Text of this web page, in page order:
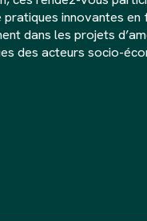
innovantes en
dans les projets
des acteurs socio-